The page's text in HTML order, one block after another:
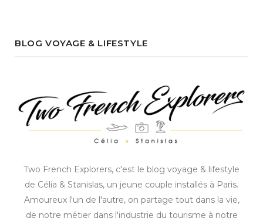
BLOG VOYAGE & LIFESTYLE
Two French Explorers, c'est le blog voyage & lifestyle
de Célia & Stanislas, un jeune couple installés à Paris.
Amoureux l'un de l'autre, on partage tout dans la vie,
de notre métier dans l'industrie du tourisme à notre